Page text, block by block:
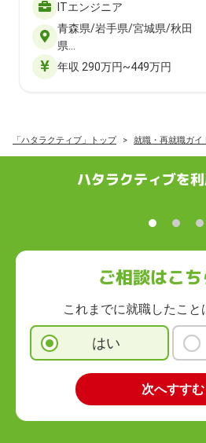
ITエンジニア
青森県/岩手県/宮城県/秋田
県…
年収 290万円~449万円
「ハタラクティブ」トップ 就職・再就職ガイ
ハタラクティブを
ご相談はこ
これまでに就職したこと
はい